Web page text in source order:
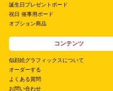
誕生日プレゼントボード
祝日 催事用ボード
オプション商品
コンテンツ
似顔絵グラフィックスについて
オーダーする
よくある質問
お問い合わせ